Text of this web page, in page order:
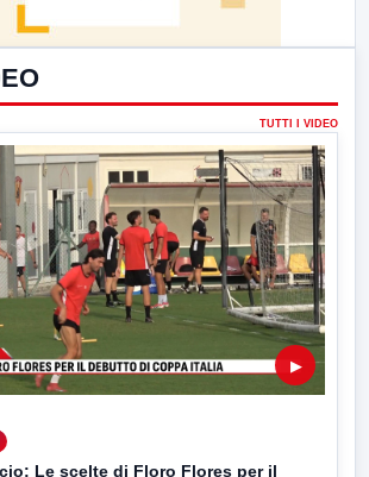
TUTTI I VIDEO
▶
Le scelte di Floro Flores per il